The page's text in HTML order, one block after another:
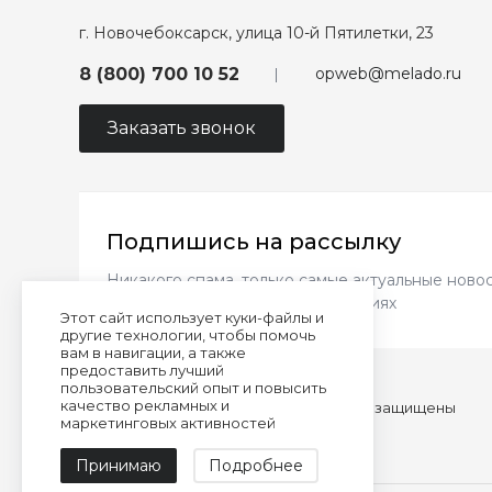
г. Новочебоксарск, улица 10-й Пятилетки, 23
8 (800) 700 10 52 opweb@melado.ru
Заказать звонок
Подпишись на рассылку
Никакого спама, только самые актуальные
новинках и выгодных предложениях
© 2026 almando melado, Все права защищены
Сделано командой
Этот сайт использует куки-файлы и
другие технологии, чтобы помочь
вам в навигации, а также
предоставить лучший
пользовательский опыт и повысить
качество рекламных и
маркетинговых активностей
Принимаю Подробнее